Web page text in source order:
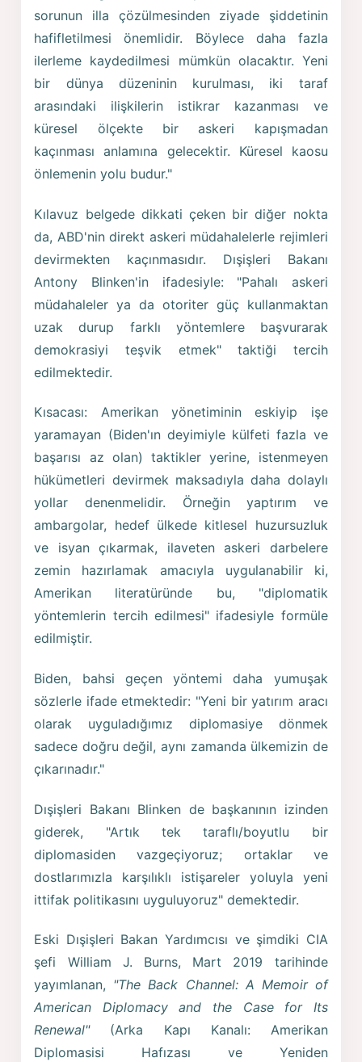
sorunun illa çözülmesinden ziyade şiddetinin
hafifletilmesi önemlidir. Böylece daha fazla
ilerleme kaydedilmesi mümkün olacaktır. Yeni
bir dünya düzeninin kurulması, iki taraf
arasındaki ilişkilerin istikrar kazanması ve
küresel ölçekte bir askeri kapışmadan
kaçınması anlamına gelecektir. Küresel kaosu
önlemenin yolu budur."
Kılavuz belgede dikkati çeken bir diğer nokta
da, ABD'nin direkt askeri müdahalelerle rejimleri
devirmekten kaçınmasıdır. Dışişleri Bakanı
Antony Blinken'in ifadesiyle: "Pahalı askeri
müdahaleler ya da otoriter güç kullanmaktan
uzak durup farklı yöntemlere başvurarak
demokrasiyi teşvik etmek" taktiği tercih
edilmektedir.
Kısacası: Amerikan yönetiminin eskiyip işe
yaramayan (Biden'ın deyimiyle külfeti fazla ve
başarısı az olan) taktikler yerine, istenmeyen
hükümetleri devirmek maksadıyla daha dolaylı
yollar denenmelidir. Örneğin yaptırım ve
ambargolar, hedef ülkede kitlesel huzursuzluk
ve isyan çıkarmak, ilaveten askeri darbelere
zemin hazırlamak amacıyla uygulanabilir ki,
Amerikan literatüründe bu, "diplomatik
yöntemlerin tercih edilmesi" ifadesiyle formüle
edilmiştir.
Biden, bahsi geçen yöntemi daha yumuşak
sözlerle ifade etmektedir: "Yeni bir yatırım aracı
olarak uyguladığımız diplomasiye dönmek
sadece doğru değil, aynı zamanda ülkemizin de
çıkarınadır."
Dışişleri Bakanı Blinken de başkanının izinden
giderek, "Artık tek taraflı/boyutlu bir
diplomasiden vazgeçiyoruz; ortaklar ve
dostlarımızla karşılıklı istişareler yoluyla yeni
ittifak politikasını uyguluyoruz" demektedir.
Eski Dışişleri Bakan Yardımcısı ve şimdiki CIA
şefi William J. Burns, Mart 2019 tarihinde
yayımlanan, "The Back Channel: A Memoir of
American Diplomacy and the Case for Its
Renewal"(Arka Kapı Kanalı: Amerikan
Diplomasisi Hafızası ve Yeniden